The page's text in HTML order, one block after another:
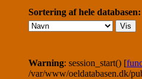
Sortering af hele databasen:
Warning: session_start() [
/var/www/oeldatabasen.dk/